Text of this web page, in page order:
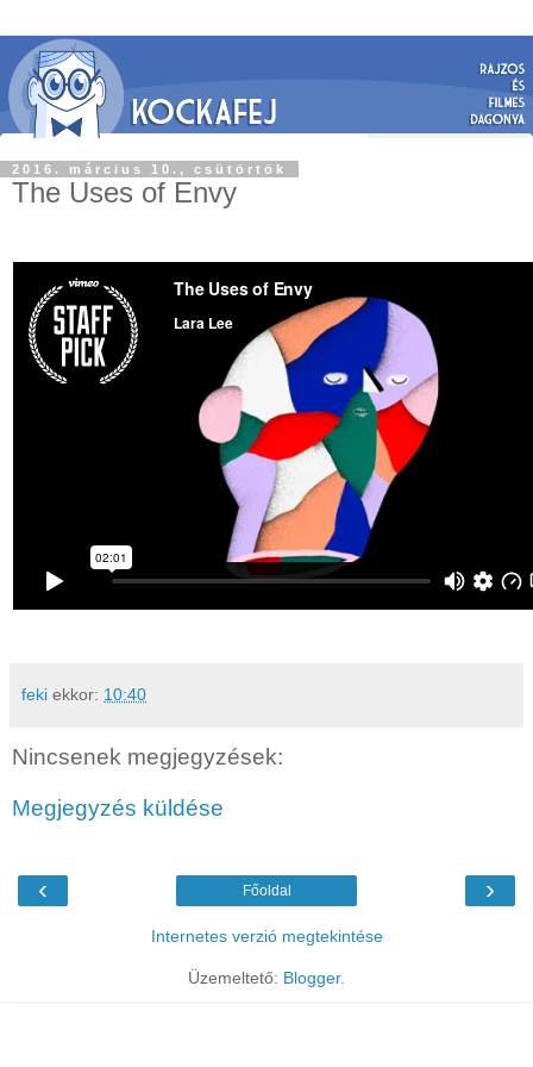
2016. március 10., csütörtök
The Uses of Envy
feki ekkor: 10:40
Nincsenek megjegyzések:
Megjegyzés küldése
‹ ›
Főoldal
Internetes verzió megtekintése
Üzemeltető: Blogger.